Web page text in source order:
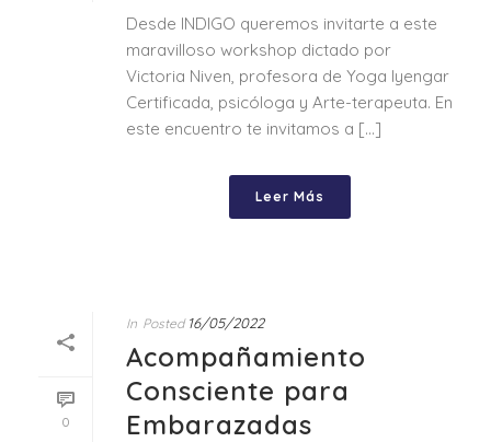
Desde INDIGO queremos invitarte a este
maravilloso workshop dictado por
Victoria Niven, profesora de Yoga Iyengar
Certificada, psicóloga y Arte-terapeuta. En
este encuentro te invitamos a [...]
Leer Más
0
In Posted 16/05/2022
Acompañamiento
Consciente para
Embarazadas